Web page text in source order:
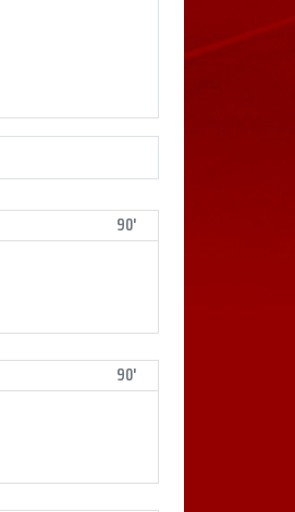
90'
90'